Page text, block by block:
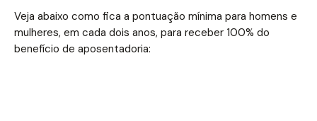
Veja abaixo como fica a pontuação mínima para homens e
mulheres, em cada dois anos, para receber 100% do
benefício de aposentadoria: